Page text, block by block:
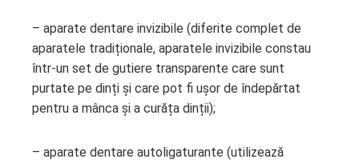
– aparate dentare invizibile (diferite complet de
aparatele tradiționale, aparatele invizibile constau
într-un set de gutiere transparente care sunt
purtate pe dinți și care pot fi ușor de îndepărtat
pentru a mânca și a curăța dinții);
– aparate dentare autoligaturante (utilizează